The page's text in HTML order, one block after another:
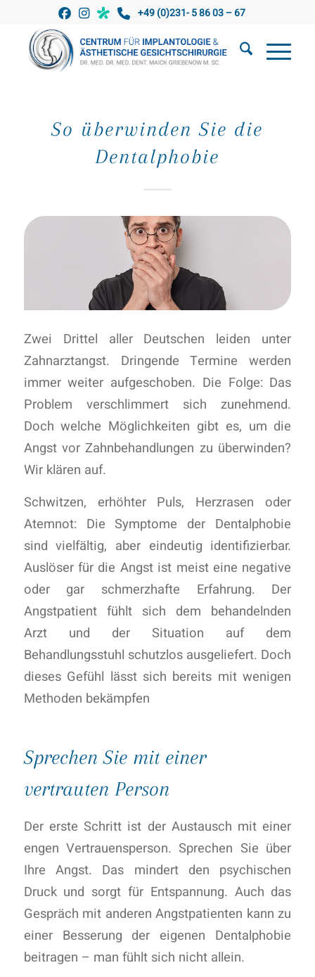
+49 (0)231- 5 86 03 – 67
So überwinden Sie die
Dentalphobie
Zwei Drittel aller Deutschen leiden unter
Zahnarztangst. Dringende Termine werden
immer weiter aufgeschoben. Die Folge: Das
Problem verschlimmert sich zunehmend.
Doch welche Möglichkeiten gibt es, um die
Angst vor Zahnbehandlungen zu überwinden?
Wir klären auf.
Schwitzen, erhöhter Puls, Herzrasen oder
Atemnot: Die Symptome der Dentalphobie
sind vielfältig, aber eindeutig identifizierbar.
Auslöser für die Angst ist meist eine negative
oder gar schmerzhafte Erfahrung. Der
Angstpatient fühlt sich dem behandelnden
Arzt und der Situation auf dem
Behandlungsstuhl schutzlos ausgeliefert. Doch
dieses Gefühl lässt sich bereits mit wenigen
Methoden bekämpfen
Sprechen Sie mit einer
vertrauten Person
Der erste Schritt ist der Austausch mit einer
engen Vertrauensperson. Sprechen Sie über
Ihre Angst. Das mindert den psychischen
Druck und sorgt für Entspannung. Auch das
Gespräch mit anderen Angstpatienten kann zu
einer Besserung der eigenen Dentalphobie
beitragen – man fühlt sich nicht allein.